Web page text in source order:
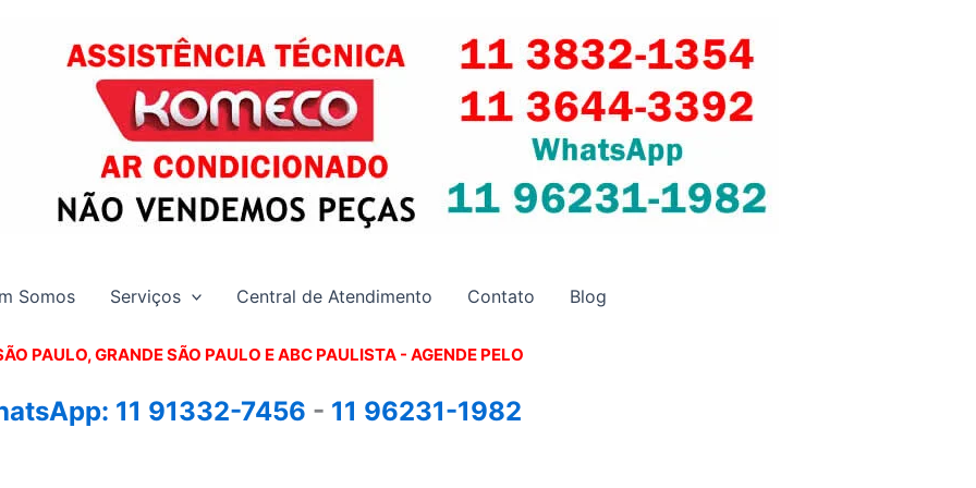
Somos Serviços Central de Atendimento Contato Blog
PAULO, GRANDE SÃO PAULO E ABC PAULISTA - AGENDE PELO
11 91332-7456 - 11 96231-1982